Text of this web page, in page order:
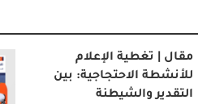
مقال | تغطية الإعلام
للأنشطة الاحتجاجية: بين
التقدير والشيطنة